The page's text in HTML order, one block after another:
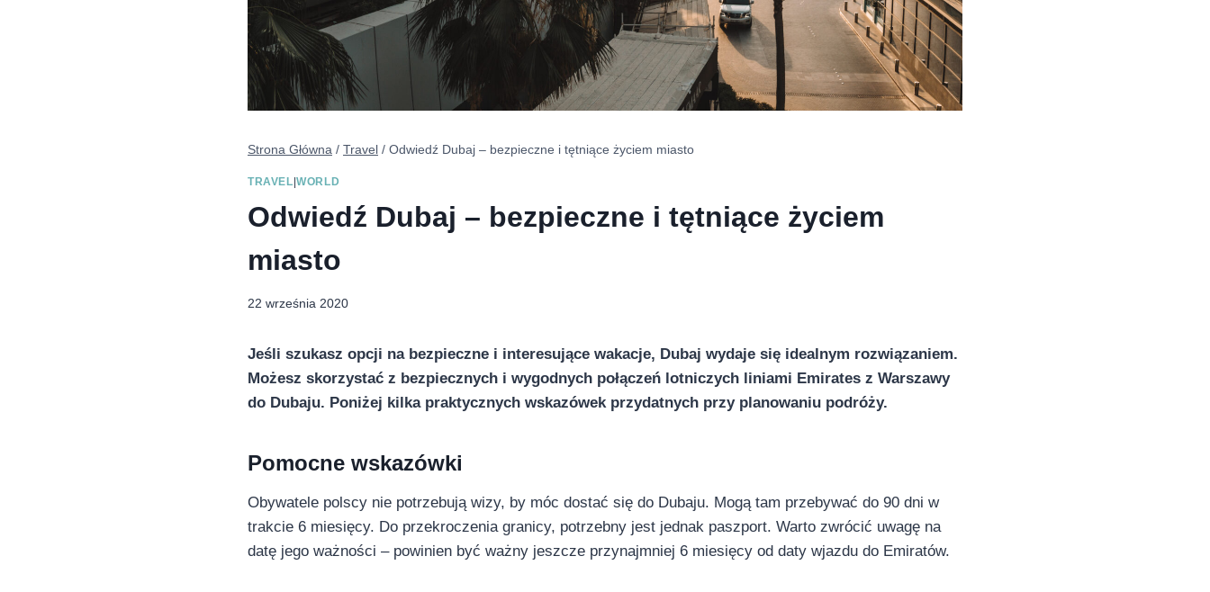
Strona Główna / Travel / Odwiedź Dubaj – bezpieczne i tętniące życiem miasto
TRAVEL|WORLD
Odwiedź Dubaj – bezpieczne i tętniące życiem
miasto
22 września 2020
Jeśli szukasz opcji na bezpieczne i interesujące wakacje, Dubaj wydaje się idealnym rozwiązaniem.
Możesz skorzystać z bezpiecznych i wygodnych połączeń lotniczych liniami Emirates z Warszawy
do Dubaju. Poniżej kilka praktycznych wskazówek przydatnych przy planowaniu podróży.
Pomocne wskazówki
Obywatele polscy nie potrzebują wizy, by móc dostać się do Dubaju. Mogą tam przebywać do 90 dni w
trakcie 6 miesięcy. Do przekroczenia granicy, potrzebny jest jednak paszport. Warto zwrócić uwagę na
datę jego ważności – powinien być ważny jeszcze przynajmniej 6 miesięcy od daty wjazdu do Emiratów.